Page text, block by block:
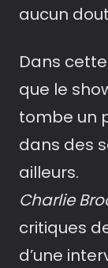
aucun
Dans
que le
tombe un
dans des
ailleurs.
Charlie
critiques
d’une